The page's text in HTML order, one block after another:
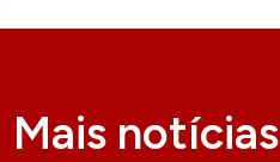
Mais notícias